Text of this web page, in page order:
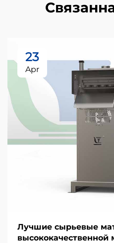
23
Apr
Лучшие сырьевые